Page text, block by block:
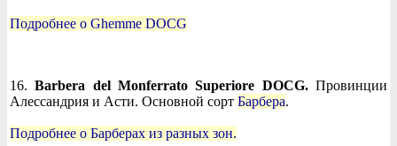
Подробнее о Ghemme DOCG
16.Barbera del Monferrato Superiore DOCG.Провинции
Алессандрия и Асти. Основной сорт Барбера.
Подробнее о Барберах из разных зон.